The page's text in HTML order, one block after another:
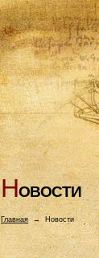
НОВОСТИ
Главная→ Новости